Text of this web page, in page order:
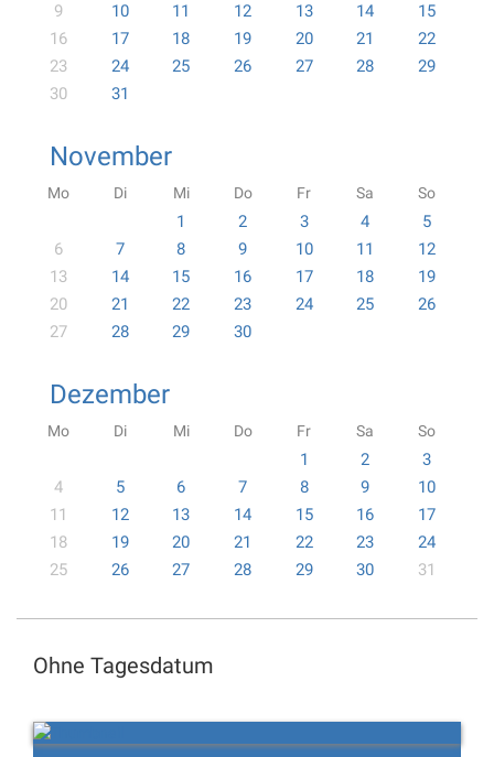
9
10 11 12 13 14
15
16
17 18 19 20 21
22
23
24 25 26 27 28
29
30
31
November
Mo Di Mi Do Fr Sa So
1 2 3 4
5
6
7 8 9 10 11
12
13
14 15 16 17 18
19
20
21 22 23 24 25
26
27
28 29 30
Dezember
Mo Di Mi Do Fr Sa So
1 2
3
4
5 6 7 8 9
10
11
12 13 14 15 16
17
18
19 20 21 22 23
24
25
26 27 28 29 30 31
Ohne Tagesdatum